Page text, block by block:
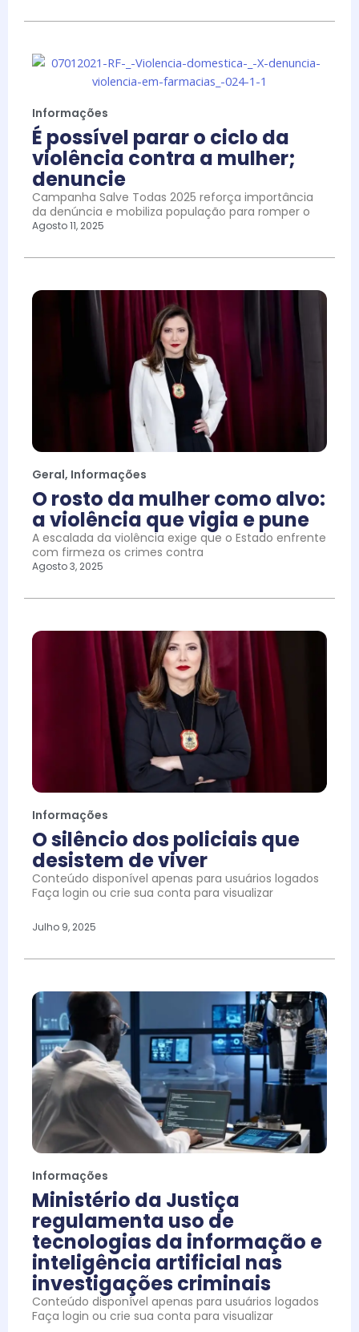
Informações
É possível parar o ciclo da
violência contra a mulher;
denuncie
Campanha Salve Todas 2025 reforça importância
da denúncia e mobiliza população para romper o
Agosto 11, 2025
Geral, Informações
O rosto da mulher como alvo:
a violência que vigia e pune
A escalada da violência exige que o Estado enfrente
com firmeza os crimes contra
Agosto 3, 2025
Informações
O silêncio dos policiais que
desistem de viver
Conteúdo disponível apenas para usuários logados
Faça login ou crie sua conta para visualizar
Julho 9, 2025
Informações
Ministério da Justiça
regulamenta uso de
tecnologias da informação e
inteligência artificial nas
investigações criminais
Conteúdo disponível apenas para usuários logados
Faça login ou crie sua conta para visualizar